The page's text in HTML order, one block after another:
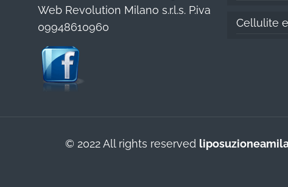
Web Revolution Milano s.r.l.s. P.iva
09948610960
Cellulite
© 2022 All rights reserved